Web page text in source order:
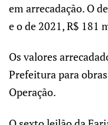
em arrecadação. O
e o de 2021, R$ 181
Os valores
Prefeitura para
Operação.